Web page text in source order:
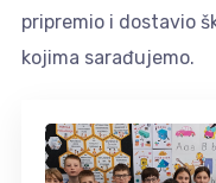
pripremio i dostavio
kojima sarađujemo.